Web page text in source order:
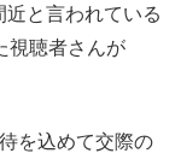
と言われている
視聴者さんが
を込めて交際の